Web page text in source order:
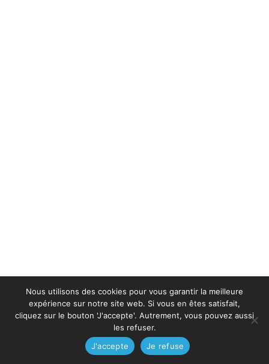
Nous utilisons des cookies pour vous garantir la meilleure
expérience sur notre site web. Si vous en êtes satisfait,
cliquez sur le bouton 'J'accepte'. Autrement, vous pouvez aussi
les refuser.
J'accepte
Je refuse